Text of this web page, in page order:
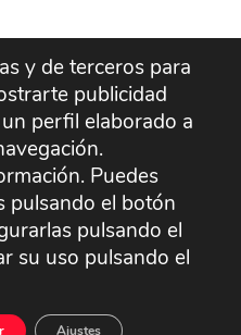
legal
Cookies
y de terceros para
publicidad
perfil elaborado a
Puedes
pulsando el botón
pulsando el
su uso pulsando el
Ajustes